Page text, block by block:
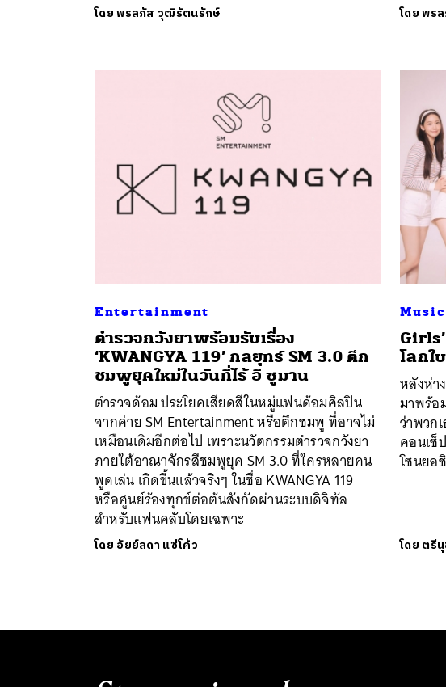
โดยพรลภัส วุฒิรัตนรักษ์ โดยพร
Entertainment
ตำรวจกวังยาพร้อมรับเรื่อง
‘KWANGYA 119’ กลยุทธ์ SM 3.0 ตึก
ชมพูยุคใหม่ในวันที่ไร้ อี ซูมาน
ตำรวจด้อม ประโยคเสียดสีในหมู่แฟนด้อมศิลปิน
จากค่าย SM Entertainment หรือตึกชมพู ที่อาจไม่
เหมือนเดิมอีกต่อไป เพราะนวัตกรรมตำรวจกวังยา
ภายใต้อาณาจักรสีชมพูยุค SM 3.0 ที่ใครหลายคน
พูดเล่น เกิดขึ้นแล้วจริงๆ ในชื่อ KWANGYA 119
หรือศูนย์ร้องทุกข์ต่อต้นสังกัดผ่านระบบดิจิทัล
สำหรับแฟนคลับโดยเฉพาะ
โดย อัยย์ลดา แซ่โค้ว
Music
โลกใ
หลังห่า
มาพร้อ
ว่าพวก
คอนเซ็
โซนยอ
โดย ตรี